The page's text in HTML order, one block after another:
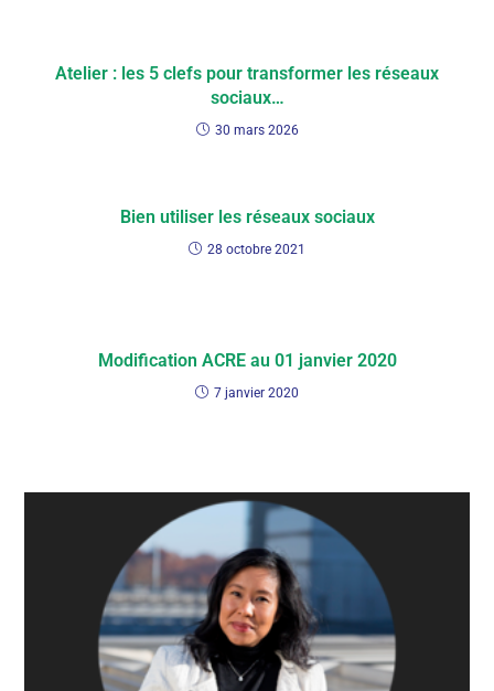
Atelier : les 5 clefs pour transformer les réseaux
sociaux…
30 mars 2026
Bien utiliser les réseaux sociaux
28 octobre 2021
Modification ACRE au 01 janvier 2020
7 janvier 2020